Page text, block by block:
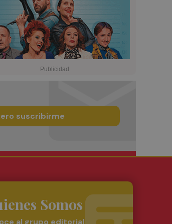
suscribirme
Somos
al grupo editorial